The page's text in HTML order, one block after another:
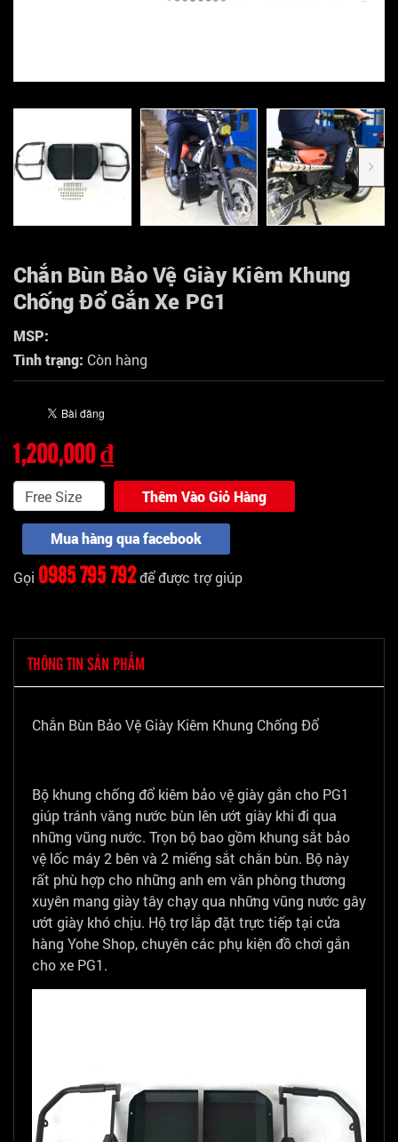
Chắn Bùn Bảo Vệ Giày Kiêm Khung
Chống Đổ Gắn Xe PG1
MSP:
Tình trạng: Còn hàng
1,200,000 ₫
Thêm Vào Giỏ Hàng
Mua hàng qua facebook
Gọi 0985 795 792để được trợ giúp
THÔNG TIN SẢN PHẨM
Chắn Bùn Bảo Vệ Giày Kiêm Khung Chống Đổ
Bộ khung chống đổ kiêm bảo vệ giày gắn cho PG1
giúp tránh văng nước bùn lên ướt giày khi đi qua
những vũng nước. Trọn bộ bao gồm khung sắt bảo
vệ lốc máy 2 bên và 2 miếng sắt chắn bùn. Bộ này
rất phù hợp cho những anh em văn phòng thương
xuyên mang giày tây chạy qua những vũng nước gây
ướt giày khó chịu. Hộ trợ lắp đặt trực tiếp tại cửa
hàng Yohe Shop, chuyên các phụ kiện đồ chơi gắn
cho xe PG1.